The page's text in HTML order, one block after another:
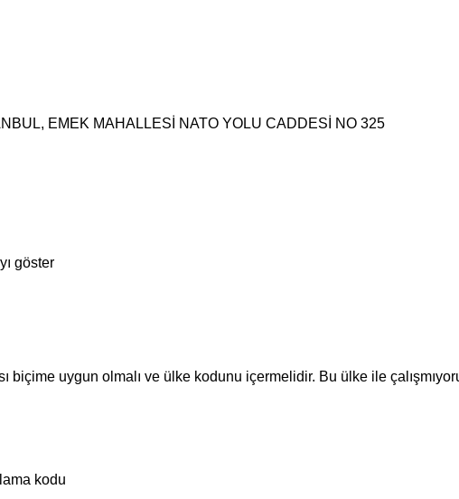
EMEK MAHALLESİ NATO YOLU CADDESİ NO 325
göster
biçime uygun olmalı ve ülke kodunu içermelidir. Bu ülke ile
kodu